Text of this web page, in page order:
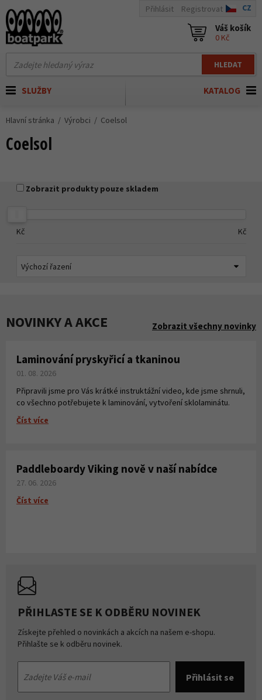
HLEDAT
Přihlásit Registrovat CZ
Váš košík
0 Kč
KATALOG
SLUŽBY
Hlavní stránka Výrobci Coelsol
Coelsol
Zobrazit produkty pouze skladem
Kč Kč
NOVINKY A AKCE Zobrazit všechny novinky
Laminování pryskyřicí a tkaninou
01. 08. 2026
Připravili jsme pro Vás krátké instruktážní video, kde jsme shrnuli,
co všechno potřebujete k laminování, vytvoření sklolaminátu.
Číst více
Paddleboardy Viking nově v naší nabídce
27. 06. 2026
Číst více
PŘIHLASTE SE K ODBĚRU NOVINEK
Získejte přehled o novinkách a akcích na našem e-shopu.
Přihlašte se k odběru novinek.